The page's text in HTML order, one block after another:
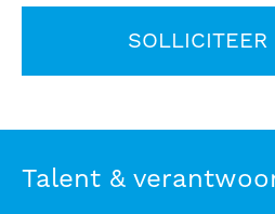
SOLLICITEER
Talent &